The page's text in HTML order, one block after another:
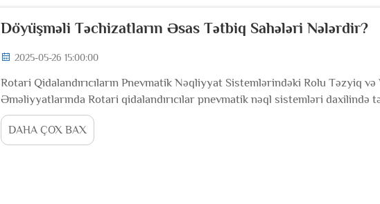
Döyüşməli Təchizatların Əsas Tətbiq Sahələri Nələrdir?
2025-05-26 15:00:00
Rotari Qidalandırıcıların Pnevmatik Nəqliyyat Sistemlərindəki Rolu Təzyiq və
Əməliyyatlarında Rotari qidalandırıcılar pnevmatik nəql sistemləri daxilində
saxlamaqda kömək edir. Onlar bu sistemlərin düzgün işləməsi üçün nəhəng
təzyiq, həm də vakuum şəraitində işləyir...
DAHA ÇOX BAX